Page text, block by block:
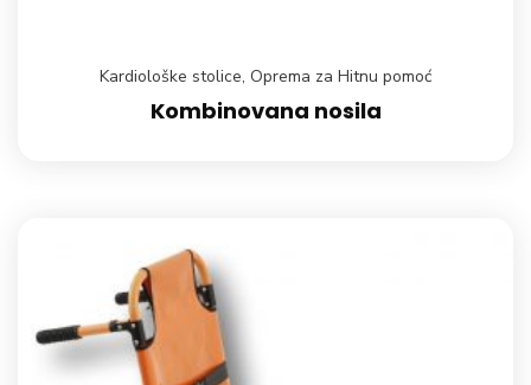
Kardiološke stolice, Oprema za Hitnu pomoć
Kombinovana nosila